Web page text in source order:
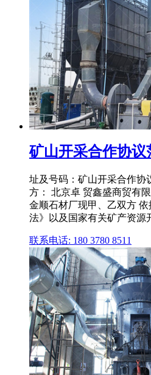
矿山开采合作协议
址及号码：矿山开采合作协
方： 北京卓 贸鑫盛商贸有
金顺石材厂现甲、乙双方
法》以及国家有关矿产资源
联系电话: 180 3780 8511